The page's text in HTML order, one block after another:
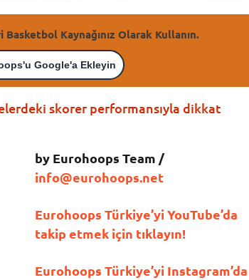
Basketbol Kaynağınız Olarak Kullanın.
Google'a Ekleyin
skorer performansıyla dikkat
by Eurohoops Team /
info@eurohoops.net
Eurohoops Türkiye’yi YouTube’da
takip etmek için tıklayın!
Eurohoops Türkiye’yi Instagram’da